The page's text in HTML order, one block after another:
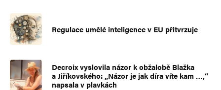
Regulace umělé inteligence v EU přitvrzuje
Decroix vyslovila názor k obžalobě Blažka
a Jiříkovského: „Názor je jak díra víte kam …,“
napsala v plavkách